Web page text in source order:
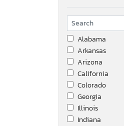
Alabama
Arkansas
Arizona
California
Colorado
Georgia
Illinois
Indiana